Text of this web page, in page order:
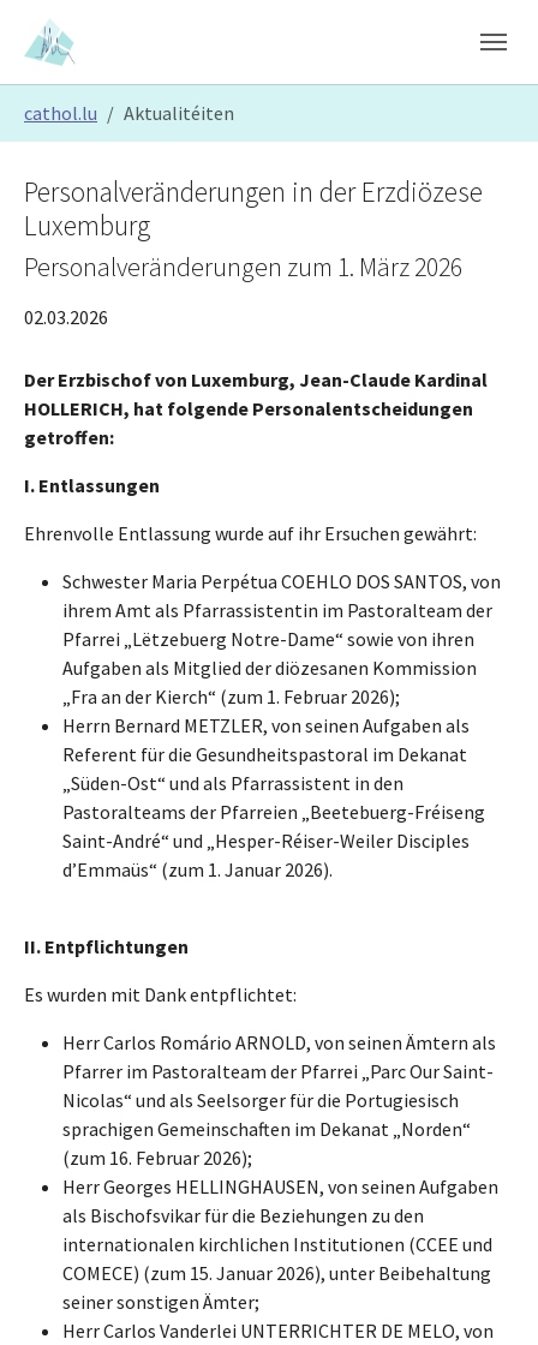
Skip to main content
Skip to page footer
cathol.lu Aktualitéiten
Personalveränderungen in der Erzdiözese
Luxemburg
Personalveränderungen zum 1. März 2026
02.03.2026
Der Erzbischof von Luxemburg, Jean-Claude Kardinal
HOLLERICH, hat folgende Personalentscheidungen
getroffen:
I. Entlassungen
Ehrenvolle Entlassung wurde auf ihr Ersuchen gewährt:
Schwester Maria Perpétua COEHLO DOS SANTOS, von
ihrem Amt als Pfarrassistentin im Pastoralteam der
Pfarrei „Lëtzebuerg Notre-Dame“ sowie von ihren
Aufgaben als Mitglied der diözesanen Kommission
„Fra an der Kierch“ (zum 1. Februar 2026);
Herrn Bernard METZLER, von seinen Aufgaben als
Referent für die Gesundheitspastoral im Dekanat
„Süden-Ost“ und als Pfarrassistent in den
Pastoralteams der Pfarreien „Beetebuerg-Fréiseng
Saint-André“ und „Hesper-Réiser-Weiler Disciples
d’Emmaüs“ (zum 1. Januar 2026).
II. Entpflichtungen
Es wurden mit Dank entpflichtet:
Herr Carlos Romário ARNOLD, von seinen Ämtern als
Pfarrer im Pastoralteam der Pfarrei „Parc Our Saint-
Nicolas“ und als Seelsorger für die Portugiesisch
sprachigen Gemeinschaften im Dekanat „Norden“
(zum 16. Februar 2026);
Herr Georges HELLINGHAUSEN, von seinen Aufgaben
als Bischofsvikar für die Beziehungen zu den
internationalen kirchlichen Institutionen (CCEE und
COMECE) (zum 15. Januar 2026), unter Beibehaltung
seiner sonstigen Ämter;
Herr Carlos Vanderlei UNTERRICHTER DE MELO, von